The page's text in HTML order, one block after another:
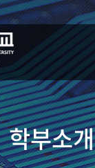
학부소개